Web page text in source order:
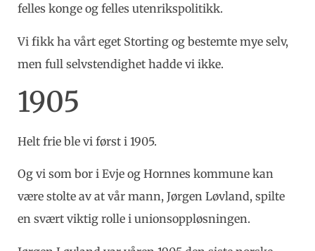
felles konge og felles utenrikspolitikk.
Vi fikk ha vårt eget Storting og bestemte mye selv,
men full selvstendighet hadde vi ikke.
1905
Helt frie ble vi først i 1905.
Og vi som bor i Evje og Hornnes kommune kan
være stolte av at vår mann, Jørgen Løvland, spilte
en svært viktig rolle i unionsoppløsningen.